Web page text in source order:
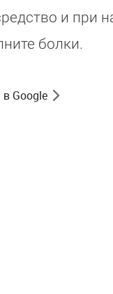
и при
болки.
Google